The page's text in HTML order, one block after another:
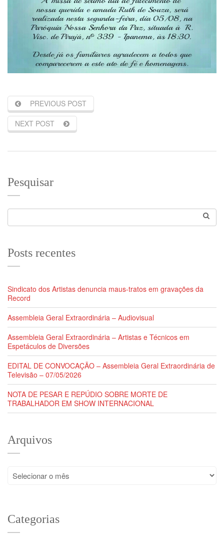
PREVIOUS POST
NEXT POST
Pesquisar
Posts recentes
Sindicato dos Artistas denuncia maus-tratos em gravações da
Record
Assembleia Geral Extraordinária – Audiovisual
Assembleia Geral Extraordinária – Artistas e Técnicos em
Espetáculos de Diversões
EDITAL DE CONVOCAÇÃO – Assembleia Geral Extraordinária de
Televisão – 07/05/2026
NOTA DE PESAR E REPÚDIO SOBRE MORTE DE
TRABALHADOR EM SHOW INTERNACIONAL
Arquivos
Arquivos
Categorias